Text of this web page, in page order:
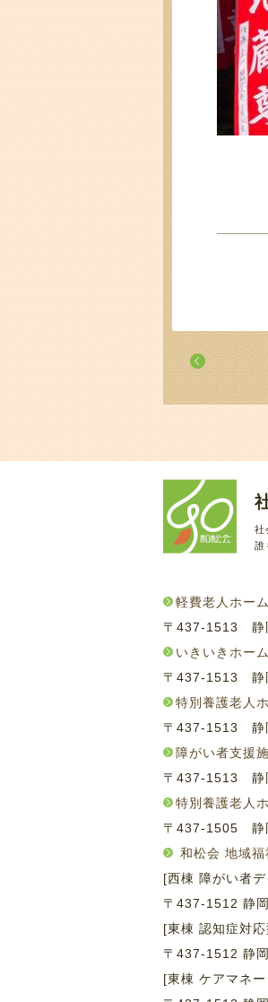
社
誰
軽費老人ホー
〒437-1513 静
いきいきホー
〒437-1513 静
特別養護老人
〒437-1513 静
障がい者支援
〒437-1513 静
特別養護老人
〒437-1505 静
和松会 地域福
[西棟 障がい者
〒437-1512 静
[東棟 認知症対
〒437-1512 静
[東棟 ケアマネ